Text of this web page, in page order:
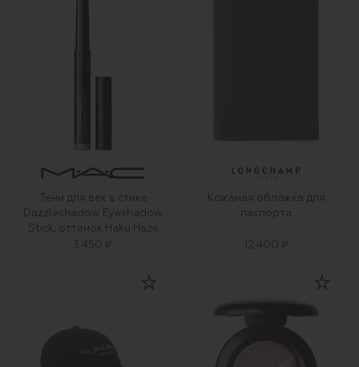
Тени для век в стике
Dazzleshadow Eyeshadow
Stick, оттенок Haku Haze
(1,6g)
3 450 ₽
Кожаная обложка для
паспорта
12 400 ₽